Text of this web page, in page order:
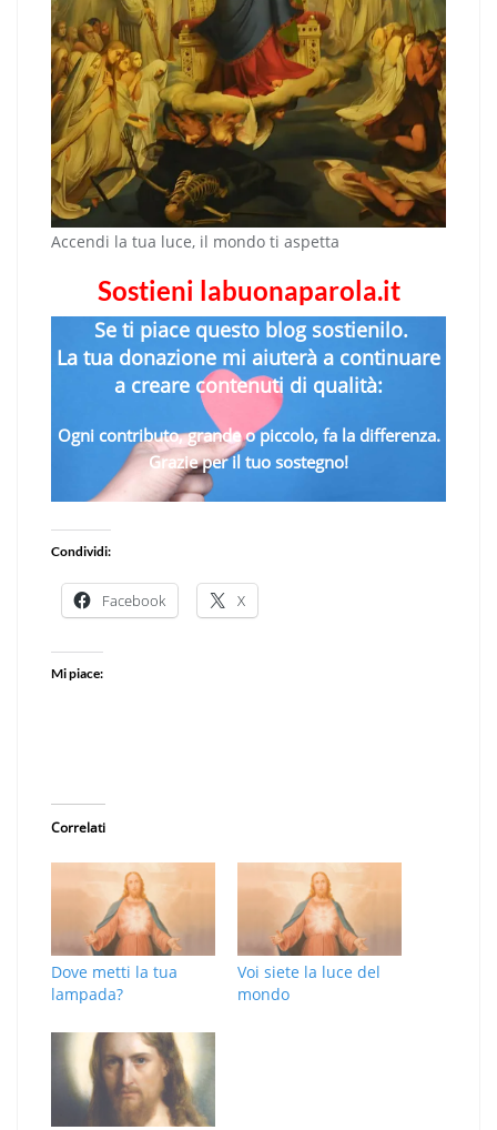
Accendi la tua luce, il mondo ti aspetta
Sostieni labuonaparola.it
Se ti piace questo blog sostienilo.
La tua donazione mi aiuterà a continuare
a creare contenuti di qualità:
Ogni contributo, grande o piccolo, fa la differenza.
Grazie per il tuo sostegno!
Condividi:
Facebook X
Mi piace:
Correlati
Dove metti la tua
lampada?
Voi siete la luce del
mondo